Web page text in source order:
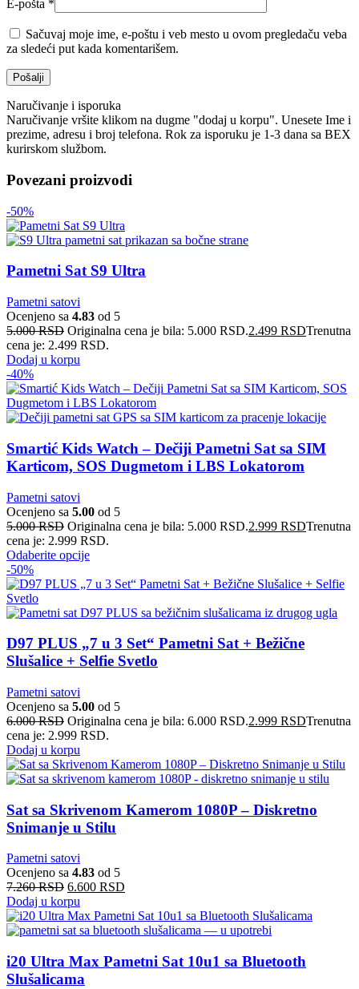
E-pošta *
Sačuvaj moje ime, e-poštu i veb mesto u ovom pregledaču veba
za sledeći put kada komentarišem.
Naručivanje i isporuka
Naručivanje vršite klikom na dugme "dodaj u korpu". Unesete Ime i
prezime, adresu i broj telefona. Rok za isporuku je 1-3 dana sa BEX
kurirskom službom.
Povezani proizvodi
-50%
Pametni Sat S9 Ultra
Pametni satovi
Ocenjeno sa 4.83 od 5
5.000RSD Originalna cena je bila: 5.000 RSD.2.499 RSDTrenutna
cena je: 2.499 RSD.
Dodaj u korpu
-40%
Smartić Kids Watch – Dečiji Pametni Sat sa SIM
Karticom, SOS Dugmetom i LBS Lokatorom
Pametni satovi
Ocenjeno sa 5.00 od 5
5.000RSD Originalna cena je bila: 5.000 RSD.2.999 RSDTrenutna
cena je: 2.999 RSD.
Odaberite opcije
-50%
D97 PLUS „7 u 3 Set“ Pametni Sat + Bežične
Slušalice + Selfie Svetlo
Pametni satovi
Ocenjeno sa 5.00 od 5
6.000RSD Originalna cena je bila: 6.000 RSD.2.999 RSDTrenutna
cena je: 2.999 RSD.
Dodaj u korpu
Sat sa Skrivenom Kamerom 1080P – Diskretno
Snimanje u Stilu
Pametni satovi
Ocenjeno sa 4.83 od 5
7.260RSD 6.600 RSD
Dodaj u korpu
i20 Ultra Max Pametni Sat 10u1 sa Bluetooth
Slušalicama